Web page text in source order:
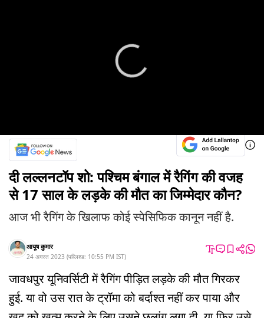
दी लल्लनटॉप शो: पश्चिम बंगाल में रैगिंग की वजह
से 17 साल के लड़के की मौत का जिम्मेदार कौन?
आज भी रैगिंग के खिलाफ कोई स्पेसिफिक कानून नहीं है.
आयूष कुमार
24 अगस्त 2023 (पब्लिश्ड: 10:55 PM IST)
जावधपुर यूनिवर्सिटी में रैगिंग पीड़ित लड़के की मौत गिरकर
हुई. या वो उस रात के ट्रॉमा को बर्दाश्त नहीं कर पाया और